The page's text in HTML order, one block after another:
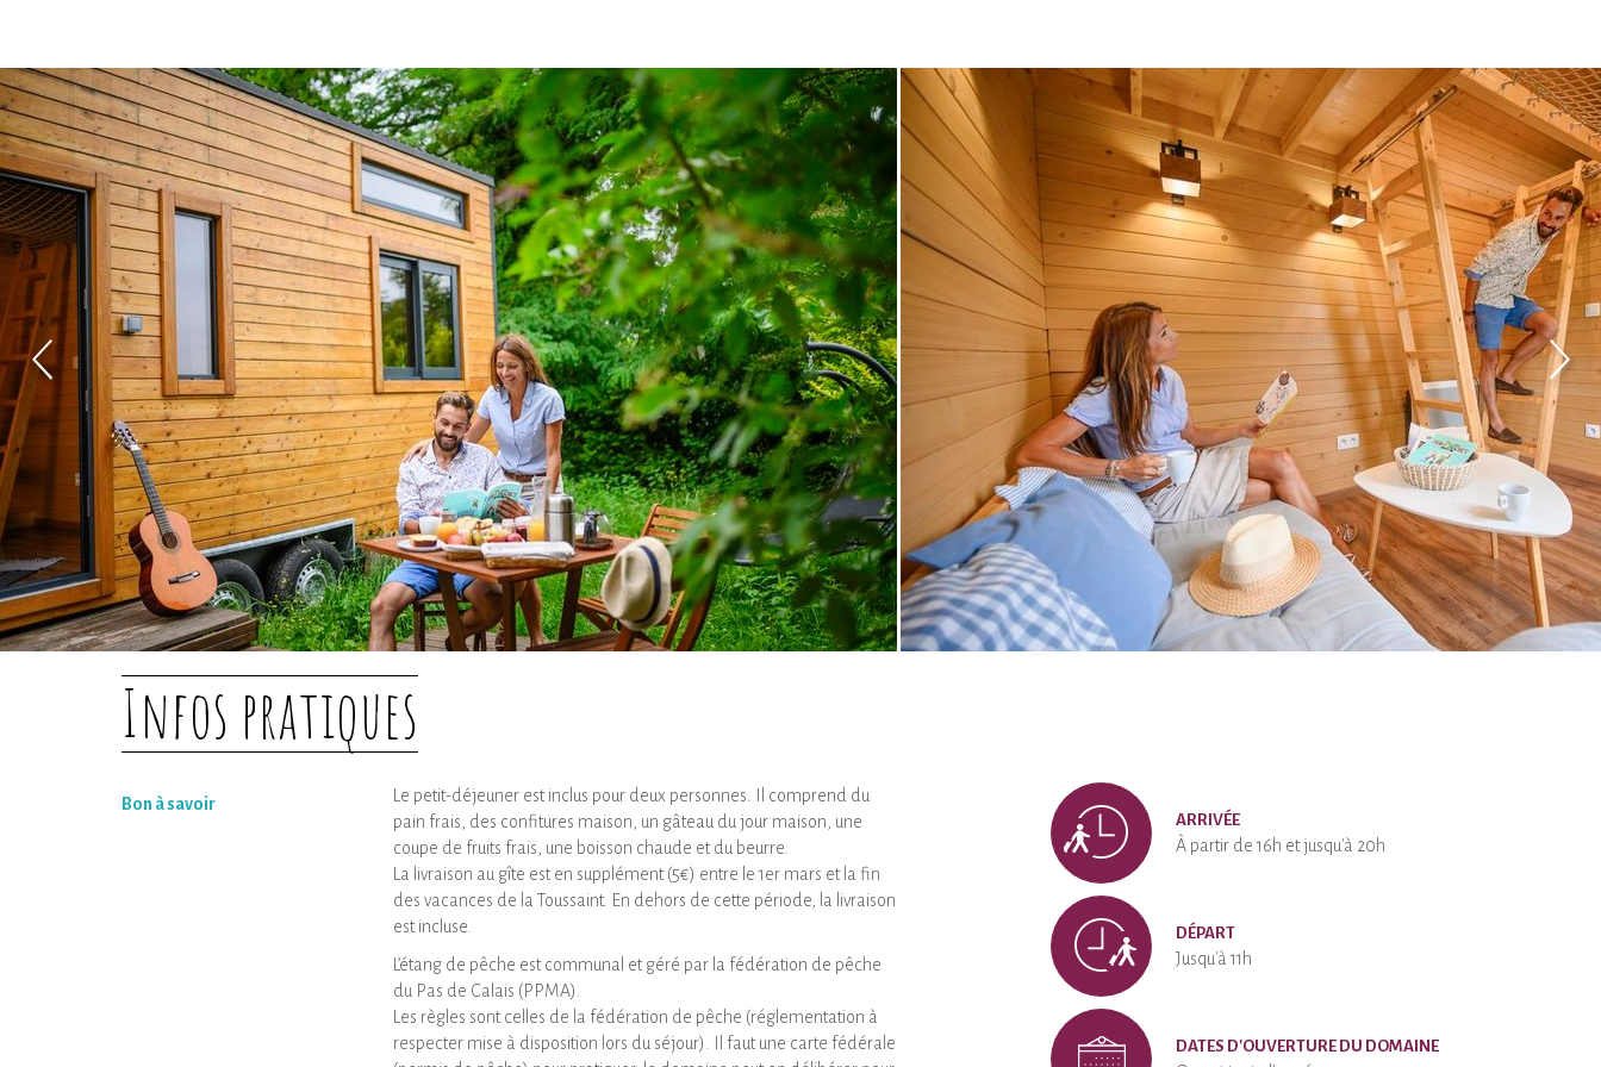
Infos pratiques
Bon à savoir
Le petit-déjeuner est inclus pour deux personnes. Il comprend du
pain frais, des confitures maison, un gâteau du jour maison, une
coupe de fruits frais, une boisson chaude et du beurre.
La livraison au gîte est en supplément (5€) entre le 1er mars et la fin
des vacances de la Toussaint. En dehors de cette période, la livraison
est incluse.
L’étang de pêche est communal et géré par la fédération de pêche
du Pas de Calais (PPMA).
Les règles sont celles de la fédération de pêche (réglementation à
respecter mise à disposition lors du séjour). Il faut une carte fédérale
ARRIVÉE
À partir de 16h et jusqu'à 20h
DÉPART
Jusqu'à 11h
DATES D'OUVERTURE DU DOMAINE